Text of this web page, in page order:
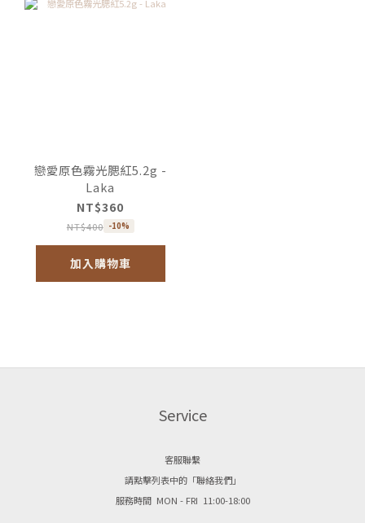
戀愛原色霧光腮紅5.2g -
Laka
NT$360
NT$400 -10%
加入購物車
Service
客服聯繫
請點擊列表中的「聯絡我們」
服務時間 MON - FRI 11:00-18:00